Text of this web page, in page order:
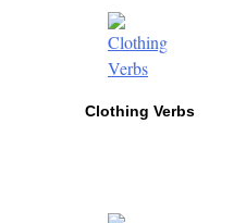
Clothing Verbs